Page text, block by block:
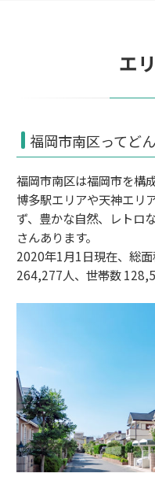
エ
福岡市南区ってど
福岡市南区は福岡市を構
博多駅エリアや天神エリ
ず、豊かな自然、レトロ
さんあります。
2020年1月1日現在、総
264,277人、世帯数